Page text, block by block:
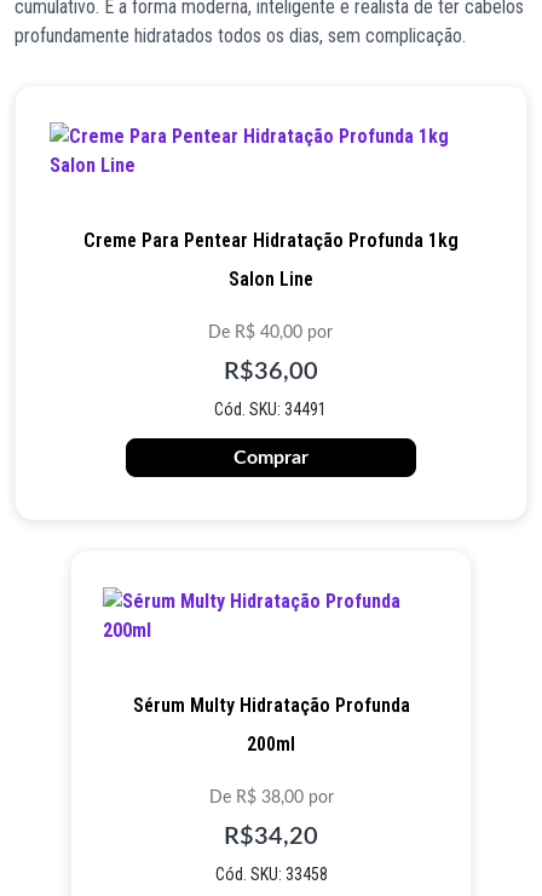
cumulativo. É a forma moderna, inteligente e realista de ter cabelos
profundamente hidratados todos os dias, sem complicação.
Creme Para Pentear Hidratação Profunda 1kg
Salon Line
De R$ 40,00 por
R$36,00
Cód. SKU: 34491
Comprar
Sérum Multy Hidratação Profunda
200ml
De R$ 38,00 por
R$34,20
Cód. SKU: 33458